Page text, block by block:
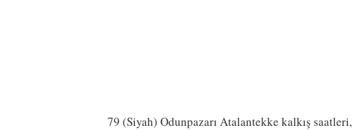
79 (Siyah) Odunpazarı Atalantekke kalkış